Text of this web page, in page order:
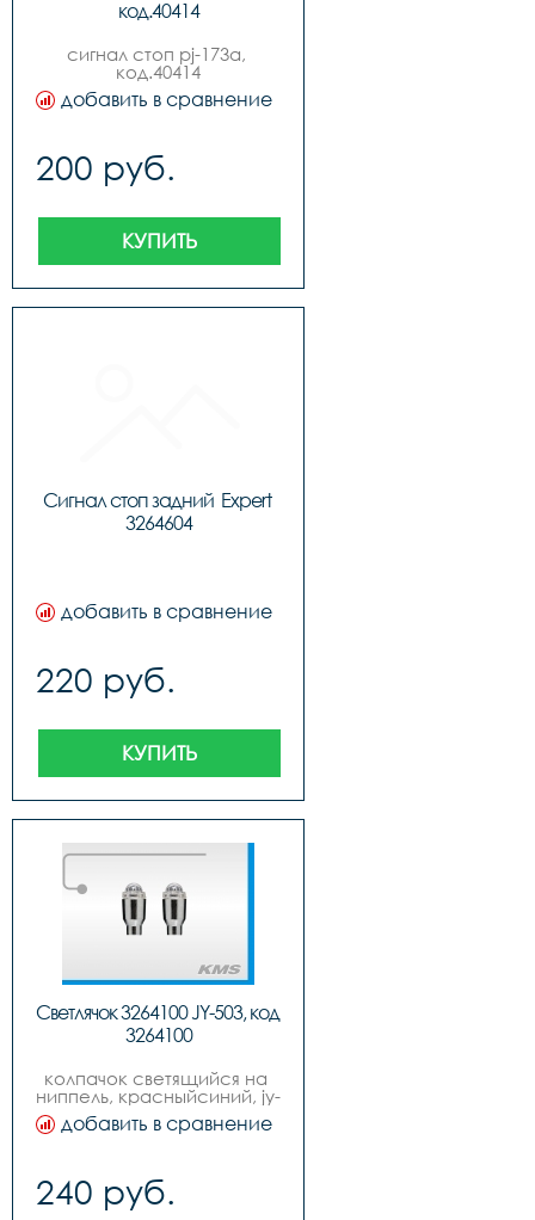
код.40414
сигнал стоп pj-173a,
код.40414
добавить в сравнение
200 руб.
КУПИТЬ
Сигнал стоп задний  Expert
3264604
добавить в сравнение
220 руб.
КУПИТЬ
Светлячок 3264100 JY-503, код
3264100
колпачок светящийся на
ниппель, красныйсиний, jy-
503 пара, упаковка
блистер
добавить в сравнение
240 руб.